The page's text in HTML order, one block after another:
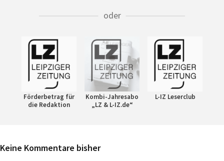
oder
Förderbetrag für
die Redaktion
Kombi-Jahresabo
„LZ & L-IZ.de“
L-IZ Leserclub
Keine Kommentare bisher